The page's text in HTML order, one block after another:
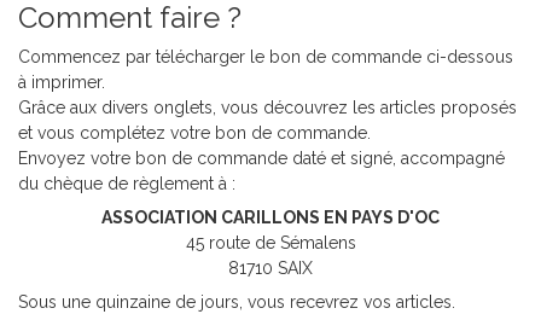
Comment faire ?
Commencez par télécharger le bon de commande ci-dessous
à imprimer.
Grâce aux divers onglets, vous découvrez les articles proposés
et vous complétez votre bon de commande.
Envoyez votre bon de commande daté et signé, accompagné
du chèque de règlement à :
ASSOCIATION CARILLONS EN PAYS D'OC
45 route de Sémalens
81710 SAIX
Sous une quinzaine de jours, vous recevrez vos articles.